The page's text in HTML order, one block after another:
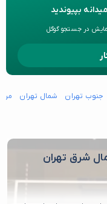
بپیوندید
در جستجو گوگل
جنوب تهران شمال تهران
شرق تهران